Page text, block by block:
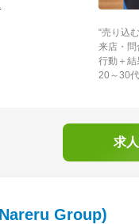
“売り込
来店・問
行動＋結
20～30
求
Group)